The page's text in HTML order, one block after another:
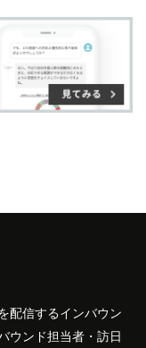
、若いカップル
す。
配信するインバウン
ウンド担当者・訪日